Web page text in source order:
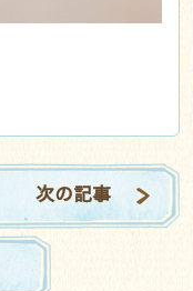
次の記事